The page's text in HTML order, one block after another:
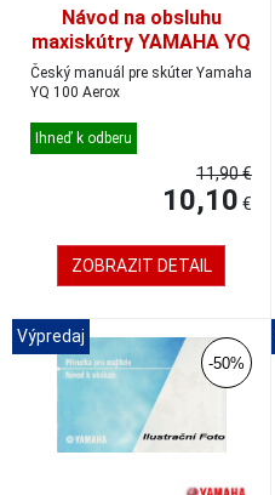
Návod na obsluhu
maxiskútry YAMAHA YQ
100, český
Český manuál pre skúter Yamaha
YQ 100 Aerox
Ihneď k odberu
11,90 €
10,10 €
ZOBRAZIT DETAIL
Výpredaj
-50%